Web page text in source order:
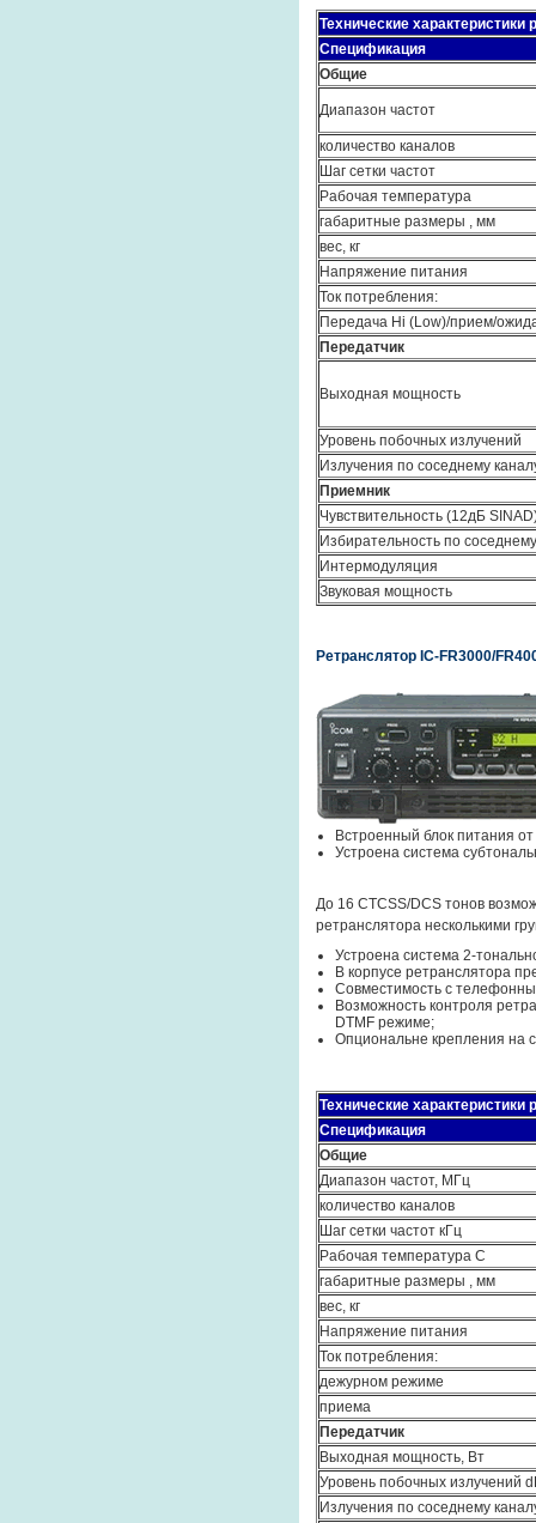
Технические характеристики
Спецификация
Общие
Диапазон частот
количество каналов
Шаг сетки частот
Рабочая температура
габаритные размеры , мм
вес, кг
Напряжение питания
Ток потребления:
Передача Hi (Low)/прием/
Передатчик
Выходная мощность
Уровень побочных излучений
Излучения по соседнему
Приемник
Чувствительность (12дБ
Избирательность по
Интермодуляция
Звуковая мощность
Ретранслятор IC-FR3000/
Встроенный блок питания
Устроена система
До 16 CTCSS/DCS тонов
ретранслятора несколькими
Устроена система 2-
В корпусе ретранслятора
Совместимость с
Возможность контроля
DTMF режиме;
Опциональне крепления на
Технические характеристики
Спецификация
Общие
Диапазон частот, МГц
количество каналов
Шаг сетки частот кГц
Рабочая температура С
габаритные размеры , мм
вес, кг
Напряжение питания
Ток потребления:
дежурном режиме
приема
Передатчик
Выходная мощность, Вт
Уровень побочных излучений
Излучения по соседнему